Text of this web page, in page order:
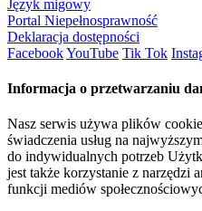
Język migowy
Portal Niepełnosprawność
Deklaracja dostępności
FacebookYouTube Tik Tok
Informacja o przetwarzaniu
Nasz serwis używa plików
świadczenia usług na
do indywidualnych potrzeb
jest także korzystanie z narzędzi
funkcji mediów